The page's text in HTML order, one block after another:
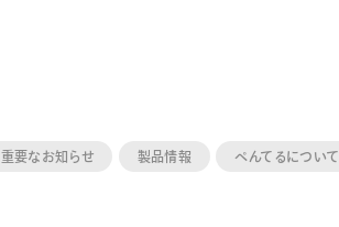
重要なお知らせ 製品情報 ぺんてるについて